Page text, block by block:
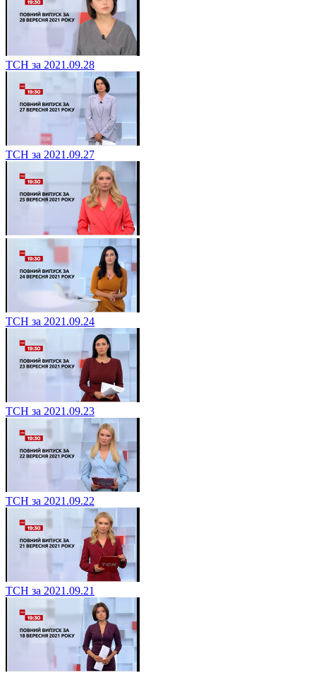
ТСН за 2021.09.28
ТСН за 2021.09.27
ТСН за 2021.09.24
ТСН за 2021.09.23
ТСН за 2021.09.22
ТСН за 2021.09.21